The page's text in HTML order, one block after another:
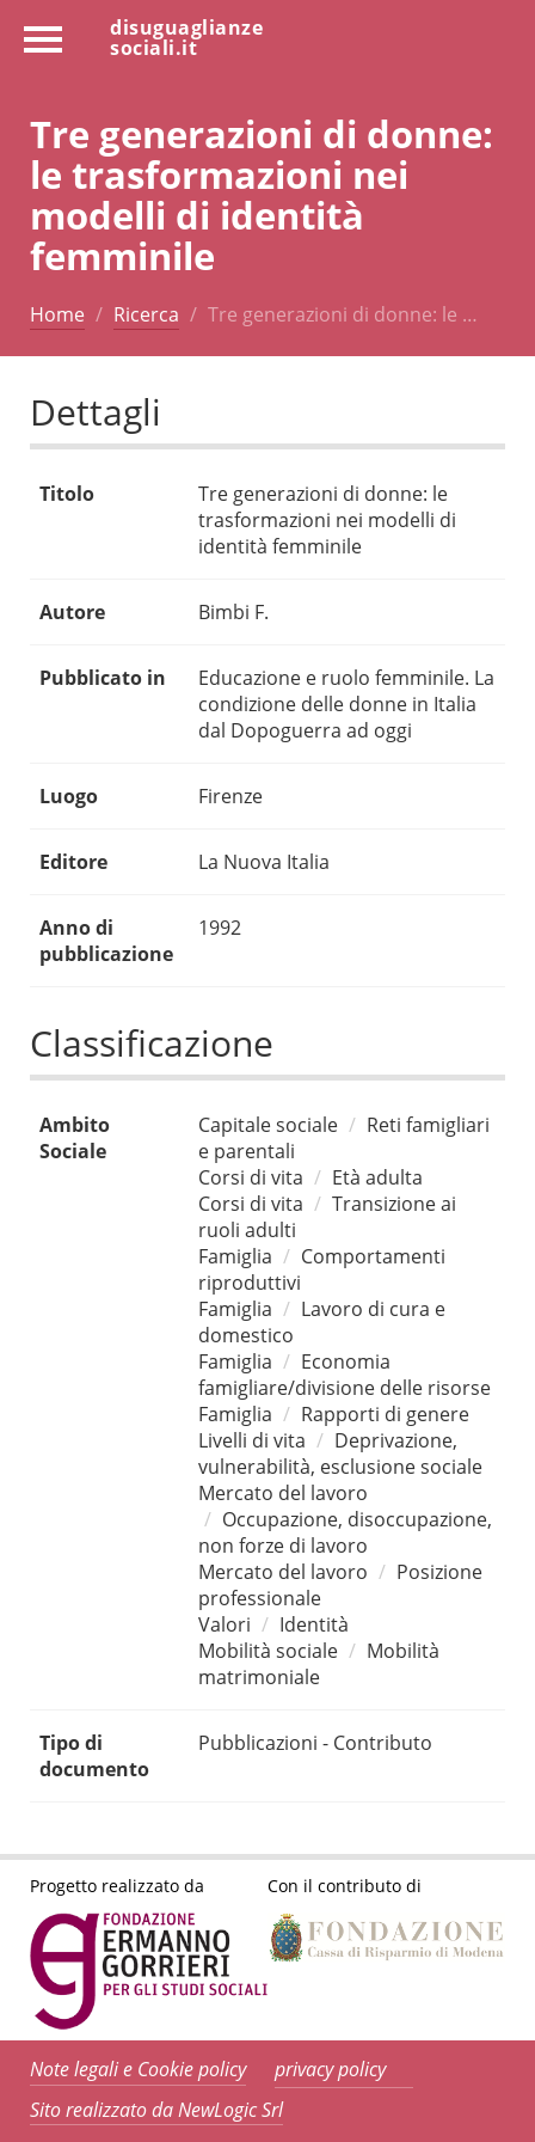
disuguaglianze
sociali.it
Tre generazioni di donne:
le trasformazioni nei
modelli di identità
femminile
Home Ricerca Tre generazioni di donne: le …
Dettagli
Titolo
Tre generazioni di donne: le
trasformazioni nei modelli di
identità femminile
Autore Bimbi F.
Pubblicato in
Educazione e ruolo femminile. La
condizione delle donne in Italia
dal Dopoguerra ad oggi
Luogo Firenze
Editore La Nuova Italia
Anno di
pubblicazione
1992
Classificazione
Ambito
Sociale
Capitale sociale
Reti famigliari
e parentali
Corsi di vita
Età adulta
Corsi di vita
Transizione ai
ruoli adulti
Famiglia
Comportamenti
riproduttivi
Famiglia
Lavoro di cura e
domestico
Famiglia
Economia
famigliare/divisione delle risorse
Famiglia
Rapporti di genere
Livelli di vita
Deprivazione,
vulnerabilità, esclusione sociale
Mercato del lavoro
Occupazione, disoccupazione,
non forze di lavoro
Mercato del lavoro
Posizione
professionale
Valori
Identità
Mobilità sociale
Mobilità
matrimoniale
Tipo di
documento
Pubblicazioni - Contributo
Progetto realizzato da Con il contributo di
Note legali e Cookie policy
privacy policy
Sito realizzato da NewLogic Srl